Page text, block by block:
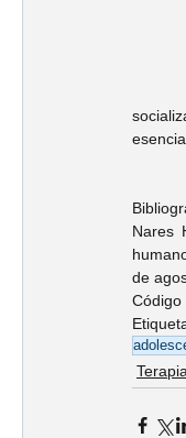
Nares
de
Código